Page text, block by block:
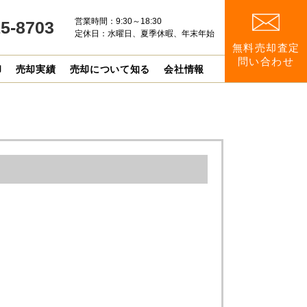
8703
営業時間：9:30～18:30
定休日：水曜日、夏季休暇、年末年始
売却実績 売却について知る 会社情報
無料売却査定
問い合わせ